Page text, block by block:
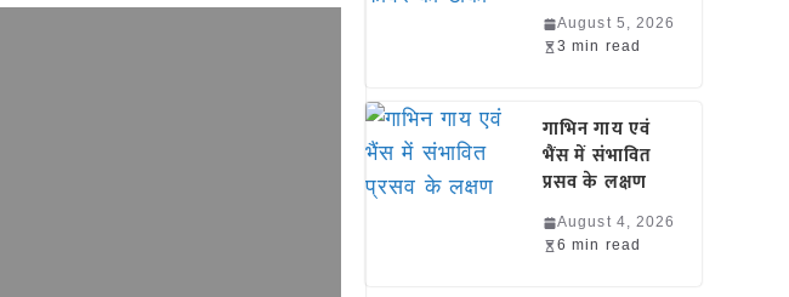
August 5, 2026
3 min read
गाभिन गाय एवं
भैंस में संभावित
प्रसव के लक्षण
August 4, 2026
6 min read